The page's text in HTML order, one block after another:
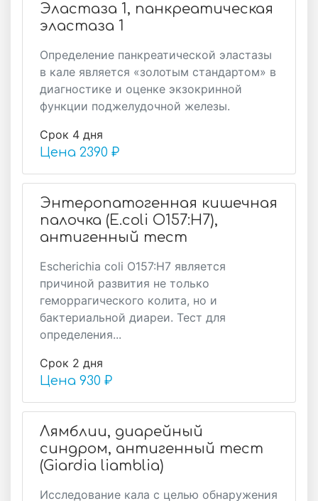
Эластаза 1, панкреатическая
эластаза 1
Определение панкреатической эластазы
в кале является «золотым стандартом» в
диагностике и оценке экзокринной
функции поджелудочной железы.
Срок 4 дня
Цена 2390 ₽
Энтеропатогенная кишечная
палочка (E.coli О157:Н7),
антигенный тест
Escherichia coli O157:H7 является
причиной развития не только
геморрагического колита, но и
бактериальной диареи. Тест для
определения...
Срок 2 дня
Цена 930 ₽
Лямблии, диарейный
синдром, антигенный тест
(Giardia liamblia)
Исследование кала с целью обнаружения